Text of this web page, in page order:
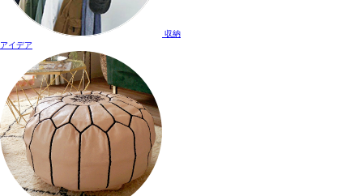
収納
アイデア